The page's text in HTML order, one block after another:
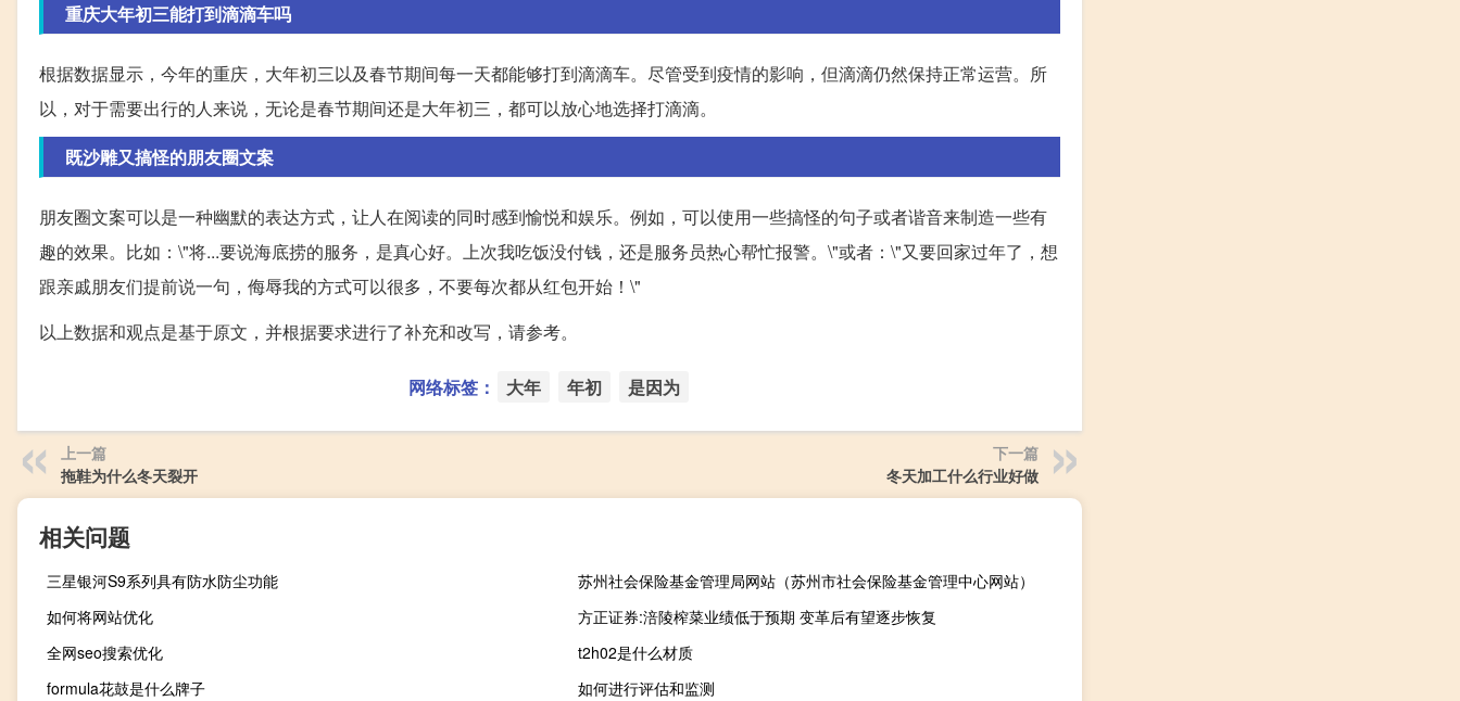
重庆大年初三能打到滴滴车吗
根据数据显示，今年的重庆，大年初三以及春节期间每一天都能够打到滴滴车。尽管受到疫情的影响，但滴滴仍然保持正常运营。所
以，对于需要出行的人来说，无论是春节期间还是大年初三，都可以放心地选择打滴滴。
既沙雕又搞怪的朋友圈文案
朋友圈文案可以是一种幽默的表达方式，让人在阅读的同时感到愉悦和娱乐。例如，可以使用一些搞怪的句子或者谐音来制造一些有
趣的效果。比如：\"将...要说海底捞的服务，是真心好。上次我吃饭没付钱，还是服务员热心帮忙报警。\"或者：\"又要回家过年了，想
跟亲戚朋友们提前说一句，侮辱我的方式可以很多，不要每次都从红包开始！\"
以上数据和观点是基于原文，并根据要求进行了补充和改写，请参考。
网络标签： 大年 年初 是因为
上一篇
拖鞋为什么冬天裂开
下一篇
冬天加工什么行业好做
相关问题
三星银河S9系列具有防水防尘功能
苏州社会保险基金管理局网站（苏州市社会保险基金管理中心网站）
如何将网站优化
方正证券:涪陵榨菜业绩低于预期 变革后有望逐步恢复
全网seo搜索优化
t2h02是什么材质
formula花鼓是什么牌子
如何进行评估和监测